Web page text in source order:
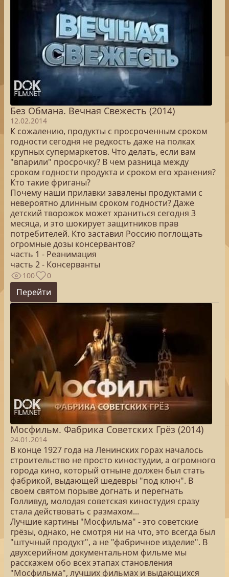
Без Обмана. Вечная Свежесть (2014)
12.02.2014
К сожалению, продукты с просроченным сроком
годности сегодня не редкость даже на полках
крупных супермаркетов. Что делать, если вам
"впарили" просрочку? В чем разница между
сроком годности продукта и сроком его хранения?
Кто такие фриганы?
Почему наши прилавки завалены продуктами с
невероятно длинным сроком годности? Даже
детский творожок может храниться сегодня 3
месяца, и это шокирует защитников прав
потребителей. Кто заставил Россию поглощать
огромные дозы консервантов?
часть 1 - Реанимация
часть 2 - Консерванты
100 0
Перейти
Мосфильм. Фабрика Советских Грёз (2014)
24.01.2014
В конце 1927 года на Ленинских горах началось
строительство не просто киностудии, а огромного
города кино, который отныне должен был стать
фабрикой, выдающей шедевры "под ключ". В
своем святом порыве догнать и перегнать
Голливуд, молодая советская киностудия сразу
стала действовать с размахом...
Лучшие картины "Мосфильма" - это советские
грёзы, однако, не смотря ни на что, это всегда был
"штучный продукт", а не "фабричное изделие". В
двухсерийном документальном фильме мы
расскажем обо всех этапах становления
"Мосфильма", лучших фильмах и выдающихся